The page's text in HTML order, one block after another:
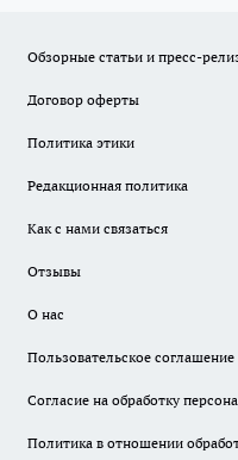
Обзорные статьи и пресс-
Договор оферты
Политика этики
Редакционная политика
Как с нами связаться
Отзывы
О нас
Пользовательское соглашение
Согласие на обработку
Политика в отношении